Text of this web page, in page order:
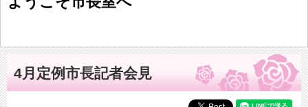
4月定例市長記者会見